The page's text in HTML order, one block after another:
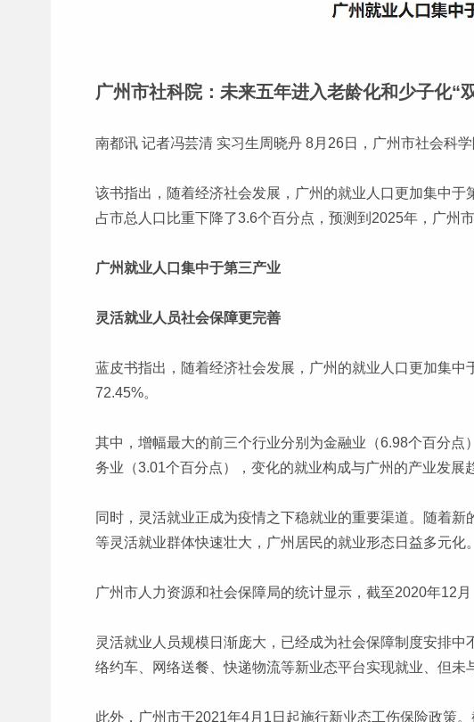
广州市社科院：未来五年进入老龄化和少子化“
南都讯 记者冯芸清 实习生周晓丹 8月26日，广州市社会科
该书指出，随着经济社会发展，广州的就业人口更加集中
占市总人口比重下降了3.6个百分点，预测到2025年，广州
广州就业人口集中于第三产业
灵活就业人员社会保障更完善
蓝皮书指出，随着经济社会发展，广州的就业人口更加集
72.45%。
其中，增幅最大的前三个行业分别为金融业（6.98个百分
务业（3.01个百分点），变化的就业构成与广州的产业发展
同时，灵活就业正成为疫情之下稳就业的重要渠道。随着
等灵活就业群体快速壮大，广州居民的就业形态日益多元化。
广州市人力资源和社会保障局的统计显示，截至2020年12
灵活就业人员规模日渐庞大，已经成为社会保障制度安排
络约车、网络送餐、快递物流等新业态平台实现就业、但
此外，广州市于2021年4月1日起施行新业态工伤保险政策